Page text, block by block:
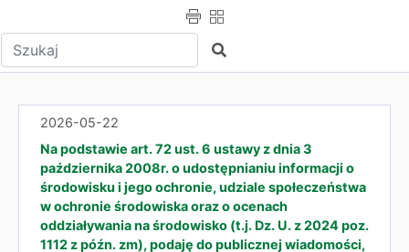
Wpisz tekst do wyszukania Szukaj
2026-05-22
Na podstawie art. 72 ust. 6 ustawy z dnia 3
października 2008r. o udostępnianiu informacji o
środowisku i jego ochronie, udziale społeczeństwa
w ochronie środowiska oraz o ocenach
oddziaływania na środowisko (t.j. Dz. U. z 2024 poz.
1112 z późn. zm), podaję do publicznej wiadomości,